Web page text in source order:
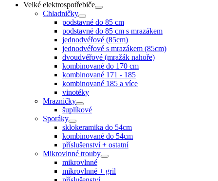
Velké elektrospotřebiče
Chladničky
podstavné do 85 cm
podstavné do 85 cm s mrazákem
jednodvéřové (85cm)
jednodvéřové s mrazákem (85cm)
dvoudvéřové (mražák nahoře)
kombinované do 170 cm
kombinované 171 - 185
kombinované 185 a více
vinotéky
Mrazničky
šuplíkové
Sporáky
sklokeramika do 54cm
kombinované do 54cm
příslušenství + ostatní
Mikrovlnné trouby
mikrovlnné
mikrovlnné + gril